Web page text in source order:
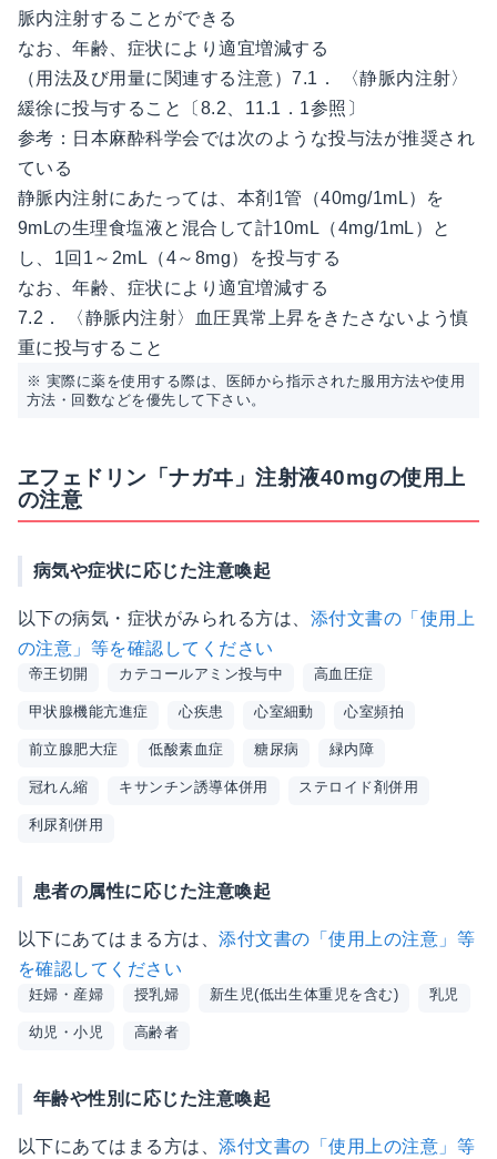
脈内注射することができる
なお、年齢、症状により適宜増減する
（用法及び用量に関連する注意）7.1． 〈静脈内注射〉
緩徐に投与すること〔8.2、11.1．1参照〕
参考：日本麻酔科学会では次のような投与法が推奨され
ている
静脈内注射にあたっては、本剤1管（40mg/1mL）を
9mLの生理食塩液と混合して計10mL（4mg/1mL）と
し、1回1～2mL（4～8mg）を投与する
なお、年齢、症状により適宜増減する
7.2． 〈静脈内注射〉血圧異常上昇をきたさないよう慎
重に投与すること
※ 実際に薬を使用する際は、医師から指示された服用方法や使用
方法・回数などを優先して下さい。
ヱフェドリン「ナガヰ」注射液40mgの使用上
の注意
病気や症状に応じた注意喚起
以下の病気・症状がみられる方は、 添付文書の「使用上
の注意」等を確認してください
帝王切開 カテコールアミン投与中 高血圧症
甲状腺機能亢進症 心疾患 心室細動 心室頻拍
前立腺肥大症 低酸素血症 糖尿病 緑内障
冠れん縮 キサンチン誘導体併用 ステロイド剤併用
利尿剤併用
患者の属性に応じた注意喚起
以下にあてはまる方は、添付文書の「使用上の注意」等
を確認してください
妊婦・産婦 授乳婦 新生児(低出生体重児を含む) 乳児
幼児・小児 高齢者
年齢や性別に応じた注意喚起
以下にあてはまる方は、添付文書の「使用上の注意」等